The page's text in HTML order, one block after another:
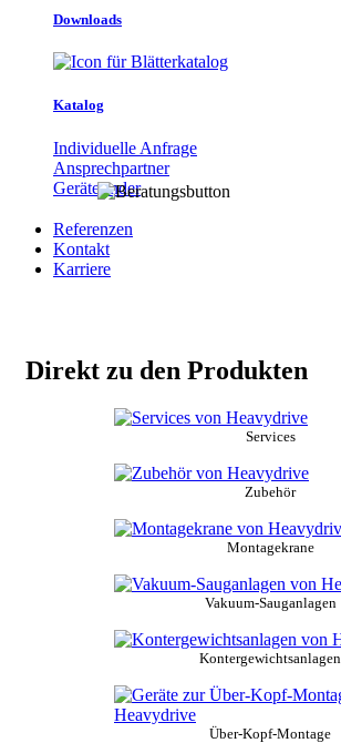
Downloads
Katalog
Individuelle Anfrage
Ansprechpartner
Gerätefinder
Referenzen
Kontakt
Karriere
Direkt zu den Produkten
Services
Zubehör
Montagekrane
Vakuum-Sauganlagen
Kontergewichtsanlagen
Über-Kopf-Montage